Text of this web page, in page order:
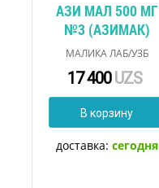
АЗИ МАЛ 500 МГ
№3 (АЗИМАК)
МАЛИКА ЛАБ/УЗБ
17 400UZS
В корзину
доставка: сегодня